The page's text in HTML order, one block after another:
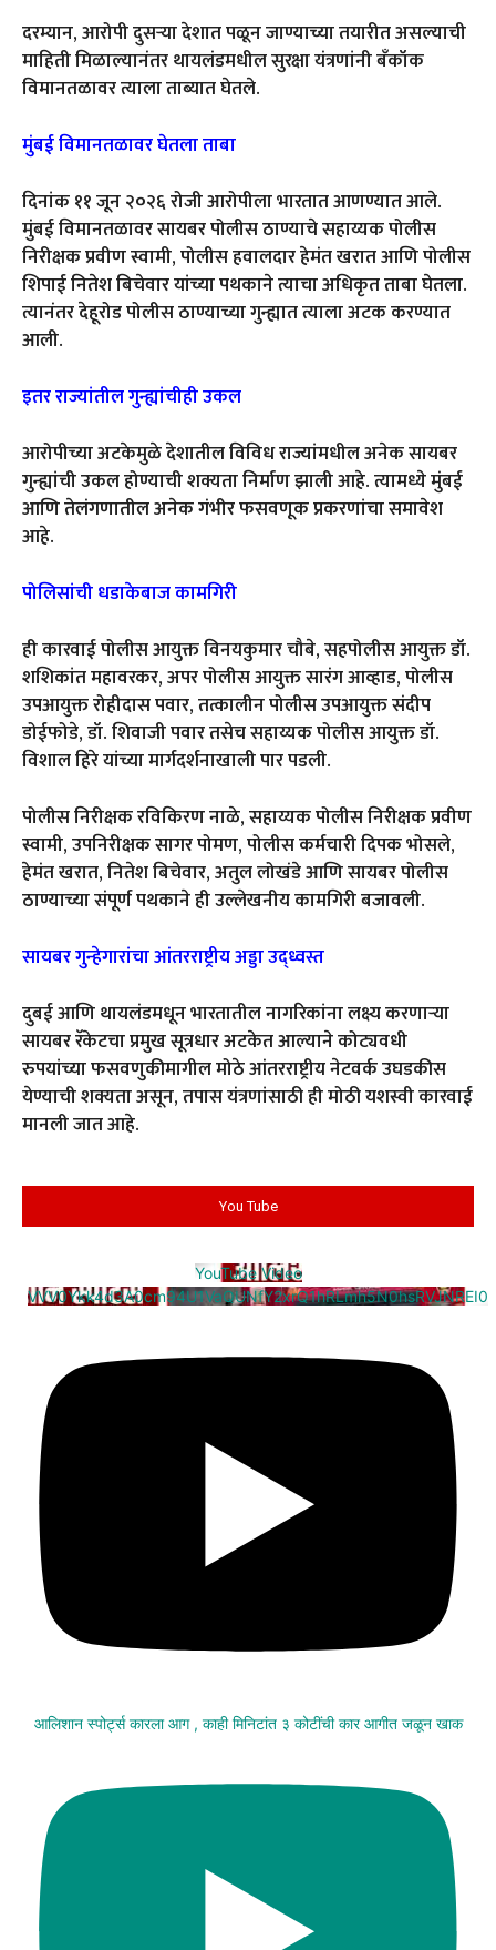
दरम्यान, आरोपी दुसऱ्या देशात पळून जाण्याच्या तयारीत असल्याची
माहिती मिळाल्यानंतर थायलंडमधील सुरक्षा यंत्रणांनी बँकॉक
विमानतळावर त्याला ताब्यात घेतले.
मुंबई विमानतळावर घेतला ताबा
दिनांक ११ जून २०२६ रोजी आरोपीला भारतात आणण्यात आले.
मुंबई विमानतळावर सायबर पोलीस ठाण्याचे सहाय्यक पोलीस
निरीक्षक प्रवीण स्वामी, पोलीस हवालदार हेमंत खरात आणि पोलीस
शिपाई नितेश बिचेवार यांच्या पथकाने त्याचा अधिकृत ताबा घेतला.
त्यानंतर देहूरोड पोलीस ठाण्याच्या गुन्ह्यात त्याला अटक करण्यात
आली.
इतर राज्यांतील गुन्ह्यांचीही उकल
आरोपीच्या अटकेमुळे देशातील विविध राज्यांमधील अनेक सायबर
गुन्ह्यांची उकल होण्याची शक्यता निर्माण झाली आहे. त्यामध्ये मुंबई
आणि तेलंगणातील अनेक गंभीर फसवणूक प्रकरणांचा समावेश
आहे.
पोलिसांची धडाकेबाज कामगिरी
ही कारवाई पोलीस आयुक्त विनयकुमार चौबे, सहपोलीस आयुक्त डॉ.
शशिकांत महावरकर, अपर पोलीस आयुक्त सारंग आव्हाड, पोलीस
उपआयुक्त रोहीदास पवार, तत्कालीन पोलीस उपआयुक्त संदीप
डोईफोडे, डॉ. शिवाजी पवार तसेच सहाय्यक पोलीस आयुक्त डॉ.
विशाल हिरे यांच्या मार्गदर्शनाखाली पार पडली.
पोलीस निरीक्षक रविकिरण नाळे, सहाय्यक पोलीस निरीक्षक प्रवीण
स्वामी, उपनिरीक्षक सागर पोमण, पोलीस कर्मचारी दिपक भोसले,
हेमंत खरात, नितेश बिचेवार, अतुल लोखंडे आणि सायबर पोलीस
ठाण्याच्या संपूर्ण पथकाने ही उल्लेखनीय कामगिरी बजावली.
सायबर गुन्हेगारांचा आंतरराष्ट्रीय अड्डा उद्ध्वस्त
दुबई आणि थायलंडमधून भारतातील नागरिकांना लक्ष्य करणाऱ्या
सायबर रॅकेटचा प्रमुख सूत्रधार अटकेत आल्याने कोट्यवधी
रुपयांच्या फसवणुकीमागील मोठे आंतरराष्ट्रीय नेटवर्क उघडकीस
येण्याची शक्यता असून, तपास यंत्रणांसाठी ही मोठी यशस्वी कारवाई
मानली जात आहे.
You Tube
YouTube Video
VVV0Ykk4d3A0cm94U1VaQUNfY2xrQ1hRLmh5N0hsRVJNREI0
आलिशान स्पोर्ट्स कारला आग , काही मिनिटांत ३ कोटींची कार आगीत जळून खाक